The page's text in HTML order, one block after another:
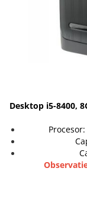
Alte accesorii
PC, Componente
Calculatoare
Calculatoare
Calculatoare
Calculatoare
Calculatoare
Desktop i5-8400,